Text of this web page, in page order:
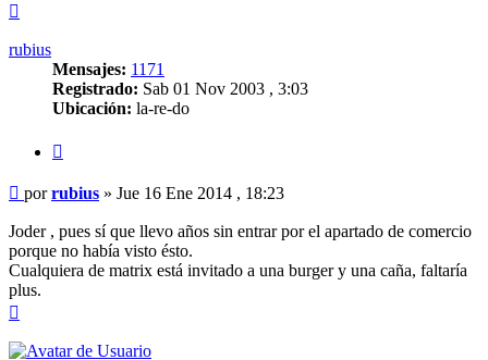
rubius
Mensajes: 1171
Registrado: Sab 01 Nov 2003 , 3:03
Ubicación: la-re-do
Mensaje
porrubius » Jue 16 Ene 2014 , 18:23
Joder , pues sí que llevo años sin entrar por el apartado de comercio
porque no había visto ésto.
Cualquiera de matrix está invitado a una burger y una caña, faltaría
plus.